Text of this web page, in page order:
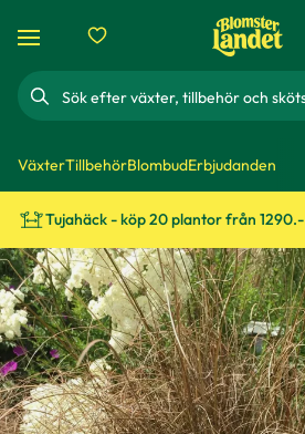
Sök
VäxterTillbehörBlombudErbjudanden
Tujahäck - köp 20 plantor från 1290.-